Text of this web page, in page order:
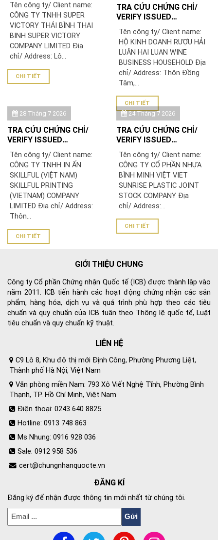
Tên công ty/ Client name:
CÔNG TY TNHH SUPER
VICTORY THÁI BÌNH THAI
BINH SUPER VICTORY
COMPANY LIMITED Địa
chỉ/ Address: Lô...
CHI TIẾT
TRA CỨU CHỨNG CHỈ/
VERIFY ISSUED
DOANH RƯỢU HẢI LUÂN
Tên công ty/ Client name:
HỘ KINH DOANH RƯỢU HẢI
LUÂN HAI LUAN WINE
BUSINESS HOUSEHOLD Địa
chỉ/ Address: Thôn Đồng
Tâm,...
CHI TIẾT
28 Tháng 7 2026
TRA CỨU CHỨNG CHỈ/
VERIFY ISSUED
TNHH IN ẤN SKILLFUL
(VIỆT NAM)/ SKILLFUL
PRINTING (VIETNAM)
COMPANY LIMITED
Tên công ty/ Client name:
CÔNG TY TNHH IN ẤN
SKILLFUL (VIỆT NAM)
SKILLFUL PRINTING
(VIETNAM) COMPANY
LIMITED Địa chỉ/ Address:
Thôn...
CHI TIẾT
24 Tháng 7 2026
TRA CỨU CHỨNG CHỈ/
VERIFY ISSUED
CỔ PHẦN NHỰA BÌNH
MINH VIỆT
Tên công ty/ Client name:
CÔNG TY CỔ PHẦN NHỰA
BÌNH MINH VIỆT VIET
SUNRISE PLASTIC JOINT
STOCK COMPANY Địa
chỉ/ Address:...
CHI TIẾT
GIỚI THIỆU CHUNG
Công ty Cổ phần Chứng nhận Quốc tế (ICB) được thành lập vào
năm 2011. ICB tiến hành các hoạt động chứng nhận các sản
phẩm, hàng hóa, dịch vụ và quá trình phù hợp theo các tiêu
chuẩn và quy chuẩn của ICB tuân theo Thông lệ quốc tế, Luật
tiêu chuẩn và quy chuẩn kỹ thuật.
LIÊN HỆ
C9 Lô 8, Khu đô thị mới Định Công, Phường Phương Liệt,
Thành phố Hà Nội, Việt Nam
Văn phòng miền Nam: 793 Xô Viết Nghệ Tĩnh, Phường Bình
Thạnh, TP. Hồ Chí Minh, Việt Nam
Điện thoại: 0243 640 8825
Hotline: 0913 748 863
Ms Nhung: 0916 928 036
Sale: 0912 958 536
cert@chungnhanquocte.vn
ĐĂNG KÍ
Đăng ký để nhận được thông tin mới nhất từ chúng tôi.